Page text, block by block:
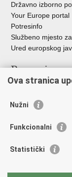
Državno izborno
Your Europe portal
Potresinfo
Službeno mjesto
Ured europskog
Poveznice
Državno odvjetništvo
Ured za suzbijanje
Državno sudbeno
Hrvatska
Europski
Ova stranica
Nužni
Funkcionalni
Statistički